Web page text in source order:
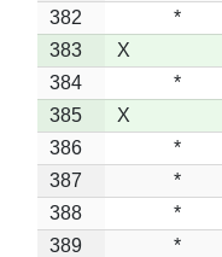
382
*
383
X
384
*
385
X
386
*
387
*
388
*
389
*